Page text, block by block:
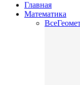
Главная
Математика
Все